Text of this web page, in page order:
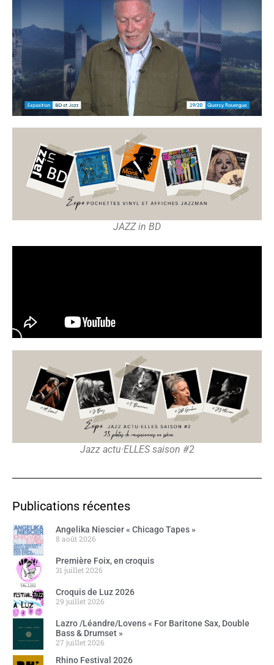
JAZZ in BD
Jazz actu·ELLES saison #2
Publications récentes
Angelika Niescier « Chicago Tapes »
8 août 2026
Première Foix, en croquis
31 juillet 2026
Croquis de Luz 2026
29 juillet 2026
Lazro /Léandre/Lovens « For Baritone Sax, Double
Bass & Drumset »
27 juillet 2026
Rhino Festival 2026